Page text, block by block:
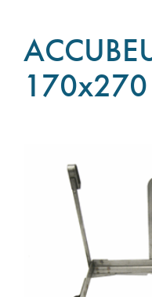
170x270